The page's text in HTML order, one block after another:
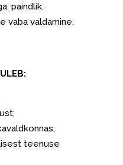
paindlik;
vaba valdamine.
teenuse